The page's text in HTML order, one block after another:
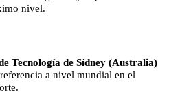
nivel.
Tecnología de Sídney (Australia)
a nivel mundial en el